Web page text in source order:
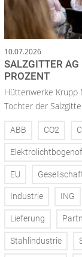
10.07.2026
SALZGITTER
PROZENT
Hüttenwerke Krupp
Tochter der
ABB CO2
EU
Industrie ING
Lieferung
Stahlindustrie